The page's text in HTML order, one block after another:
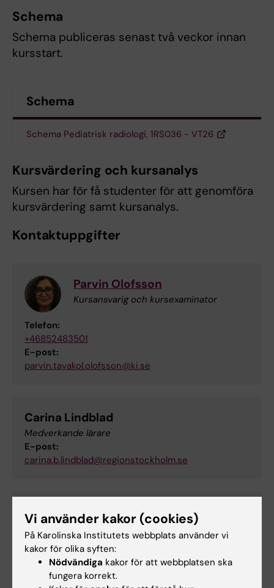
Schema
Schema publiceras senast två veckor innan
kursstart.
Schema
Schema Pediatrisk radiologi, 1RS036 - VT26
Kursvärdering och kursanalys
Kursen har för få studenter för att genomföra
kursvärdering samt kursanalys.
Kontaktuppgifter
Parvin Olofsson
Kursansvarig och kursexaminator
Telefon:
+46852483501
E-post:
parvin.tavakol.olofsson@ki.se
Carina Lindblad
Medverkande lärare
E-post:
carina.b.lindblad@regionstockholm.se
Anna Hellström
Kursadministratör
Telefon:
+46852483770
E-post:
Vi använder kakor (cookies)
På Karolinska Institutets webbplats använder vi
kakor för olika syften:
Nödvändiga kakor för att webbplatsen ska
fungera korrekt.